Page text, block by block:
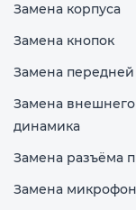
Замена корпуса
Замена кнопок
Замена
Замена внешнего
динамика
Замена разъёма
Замена